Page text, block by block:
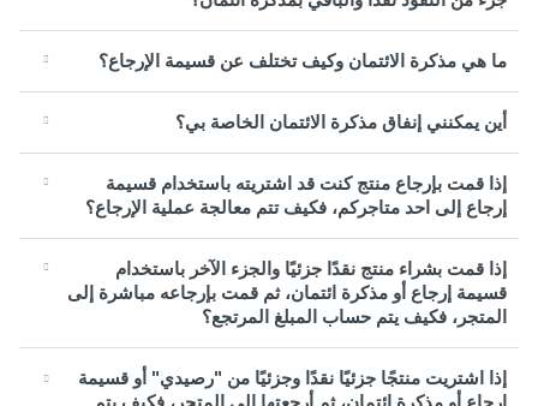
ما هي مذكرة الائتمان وكيف تختلف عن قسيمة الإرجاع؟
أين يمكنني إنفاق مذكرة الائتمان الخاصة بي؟
إذا قمت بإرجاع منتج كنت قد اشتريته باستخدام قسيمة
إرجاع إلى احد متاجركم، فكيف تتم معالجة عملية الإرجاع؟
إذا قمت بشراء منتج نقدًا جزئيًا والجزء الآخر باستخدام
قسيمة إرجاع أو مذكرة ائتمان، ثم قمت بإرجاعه مباشرة إلى
المتجر، فكيف يتم حساب المبلغ المرتجع؟
إذا اشتريت منتجًا جزئيًا نقدًا وجزئيًا من "رصيدي" أو قسيمة
إرجاع أو مذكرة ائتمان، ثم أرجعتها إلى المتجر، فكيف يتم